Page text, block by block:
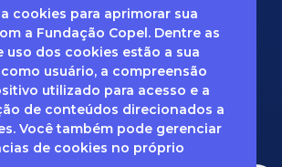
cookies para aprimorar sua
a Fundação Copel. Dentre as
uso dos cookies estão a sua
usuário, a compreensão
utilizado para acesso e a
de conteúdos direcionados a
Você também pode gerenciar
de cookies no próprio